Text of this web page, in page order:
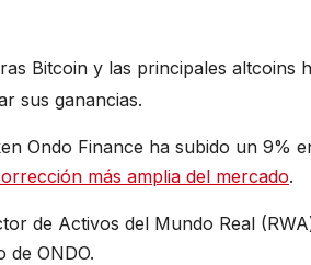
Bitcoin y las principales altcoins
sus ganancias.
Ondo Finance ha subido un 9%
más amplia del mercado.
de Activos del Mundo Real
de ONDO.